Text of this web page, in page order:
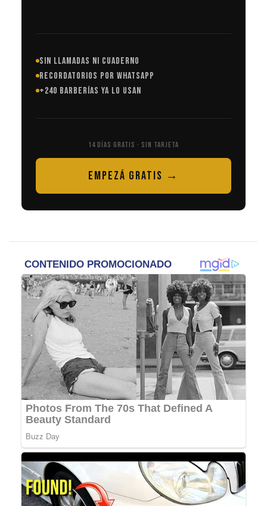
SIN LLAMADAS NI CUADERNO
RECORDATORIOS POR WHATSAPP
+240 BARBERÍAS YA LO USAN
14 DÍAS GRATIS · SIN TARJETA
EMPEZÁ GRATIS →